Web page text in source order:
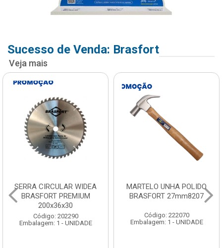
Sucesso de Venda: Brasfort
Veja mais
SERRA CIRCULAR WIDEA
BRASFORT PREMIUM
200x36x30
Código: 202290
Embalagem: 1 - UNIDADE
MARTELO UNHA POLIDO
BRASFORT 27mm8207
Código: 222070
Embalagem: 1 - UNIDADE